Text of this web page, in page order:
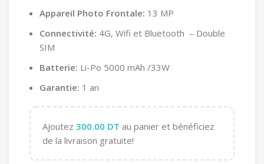
Appareil Photo Frontale: 13 MP
Connectivité: 4G, Wifi et Bluetooth – Double
SIM
Batterie: Li-Po 5000 mAh /33W
Garantie: 1 an
Ajoutez 300.00 DT au panier et bénéficiez
de la livraison gratuite!